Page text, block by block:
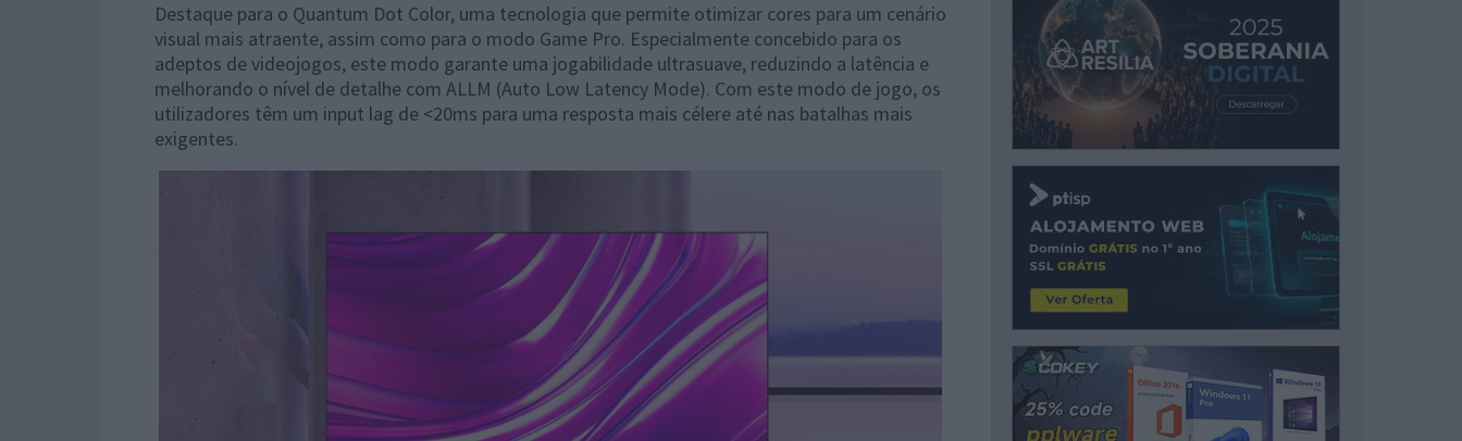
Destaque para o Quantum Dot Color, uma tecnologia que permite otimizar cores para um cenário
visual mais atraente, assim como para o modo Game Pro. Especialmente concebido para os
adeptos de videojogos, este modo garante uma jogabilidade ultrasuave, reduzindo a latência e
melhorando o nível de detalhe com ALLM (Auto Low Latency Mode). Com este modo de jogo, os
utilizadores têm um input lag de <20ms para uma resposta mais célere até nas batalhas mais
exigentes.